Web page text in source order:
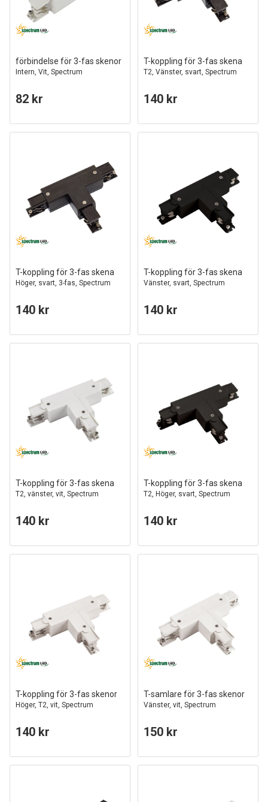
förbindelse för 3-fas skenor
Intern, Vit, Spectrum
82 kr
T-koppling för 3-fas skena
T2, Vänster, svart, Spectrum
140 kr
T-koppling för 3-fas skena
Höger, svart, 3-fas, Spectrum
140 kr
T-koppling för 3-fas skena
Vänster, svart, Spectrum
140 kr
T-koppling för 3-fas skena
T2, vänster, vit, Spectrum
140 kr
T-koppling för 3-fas skena
T2, Höger, svart, Spectrum
140 kr
T-koppling för 3-fas skenor
Höger, T2, vit, Spectrum
140 kr
T-samlare för 3-fas skenor
Vänster, vit, Spectrum
150 kr